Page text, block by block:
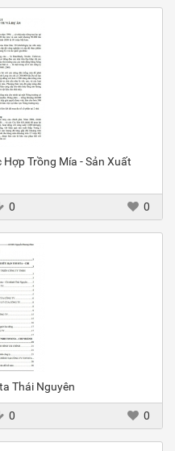
Trồng Mía - Sản Xuất
0 0
Thái Nguyên
0 0